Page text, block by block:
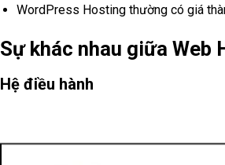
WordPress Hosting thường có giá
Sự khác nhau giữa
Hệ điều hành